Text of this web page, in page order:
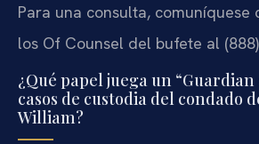
Para una consulta, comuníquese
los Of Counsel del bufete al
¿Qué papel juega un
casos de custodia del condado
William?